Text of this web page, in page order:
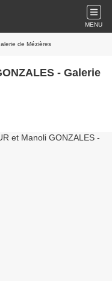
MENU
de Mézières
- Galerie